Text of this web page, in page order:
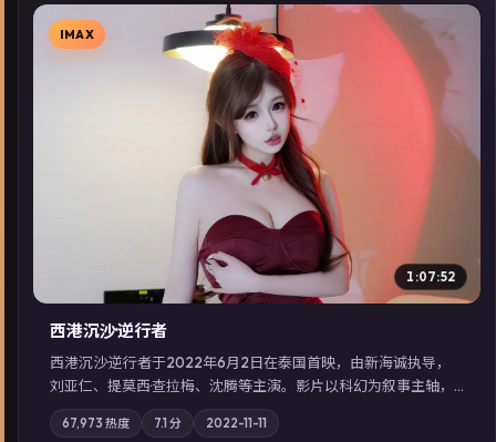
▶
IMAX
1:07:52
西港沉沙·逆行者
西港沉沙·逆行者于2022年6月2日在泰国首映，由新海诚执导，
刘亚仁、提莫西·查拉梅、沈腾等主演。影片以科幻为叙事主轴，
失踪人口档案牵出跨国灰色产业链；摄影与配乐强化地域气质；
站内亦可通过「国产免费观看高清电视剧在线看」延展检索同类
67,973 热度 7.1分 2022-11-11